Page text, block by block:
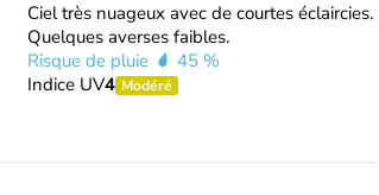
Ciel très nuageux avec de courtes éclaircies.
Quelques averses faibles.
Risque de pluie
45 %
Indice UV4 Modéré